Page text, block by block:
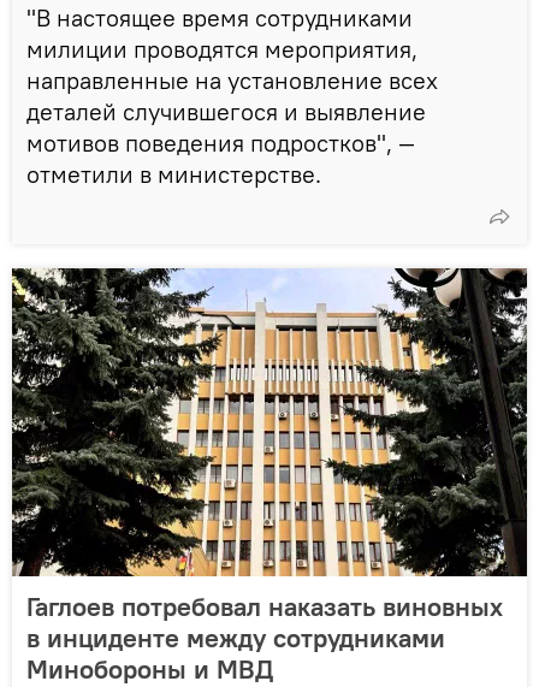
"В настоящее время сотрудниками
милиции проводятся мероприятия,
направленные на установление всех
деталей случившегося и выявление
мотивов поведения подростков", —
отметили в министерстве.
Гаглоев потребовал наказать виновных
в инциденте между сотрудниками
Минобороны и МВД